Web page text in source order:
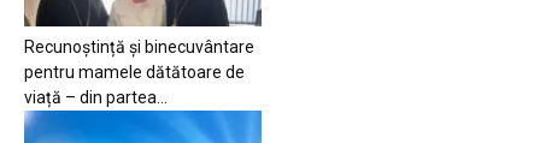
Recunoștință și binecuvântare
pentru mamele dătătoare de
viață – din partea...